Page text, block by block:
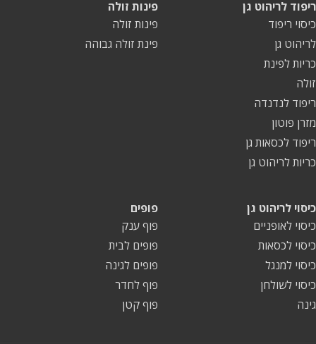
פינות זולה
פינות זולה
פינת זולה גבוהה
ריפוד לריהוט גן
כיסוי ריפוד
לריהוט גן
כריות לפינת
זולה
ריפוד לנדנדה
מזרן פוטון
ריפוד לכסאות גן
כריות לריהוט גן
פופים
פוף ענק
פופים לבית
פופים לגינה
פוף לחדר
פוף קטן
כיסוי לריהוט גן
כיסוי לאופניים
כיסוי לכסאות
כיסוי למנגל
כיסוי לשולחן
גינה